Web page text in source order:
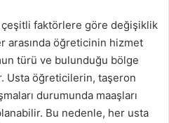
çeşitli faktörlere göre değişiklik
arasında öğreticinin hizmet
türü ve bulunduğu bölge
Usta öğreticilerin, taşeron
durumunda maaşları
Bu nedenle, her usta